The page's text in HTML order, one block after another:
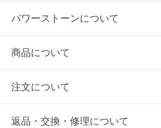
パワーストーンについて
商品について
注文について
返品・交換・修理について